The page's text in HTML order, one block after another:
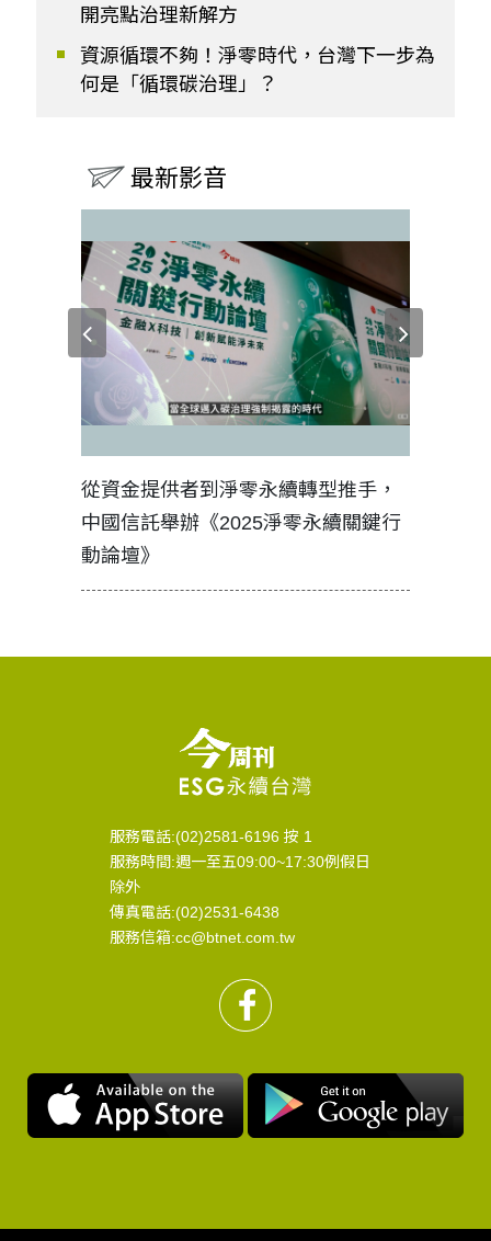
開亮點治理新解方
資源循環不夠！淨零時代，台灣下一步為
何是「循環碳治理」？
最新影音
從資金提供者到淨零永續轉型推手，
中國信託舉辦《2025淨零永續關鍵行
動論壇》
服務電話:(02)2581-6196 按 1
服務時間:週一至五09:00~17:30例假日
除外
傳真電話:(02)2531-6438
服務信箱:cc@btnet.com.tw